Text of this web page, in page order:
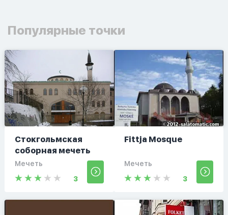
Популярные точки
Стокгольмская
соборная мечеть
Мечеть
3
Fittja Mosque
Мечеть
3